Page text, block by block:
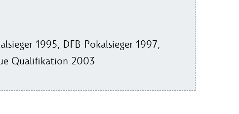
1995, DFB-Pokalsieger 1997,
Qualifikation 2003